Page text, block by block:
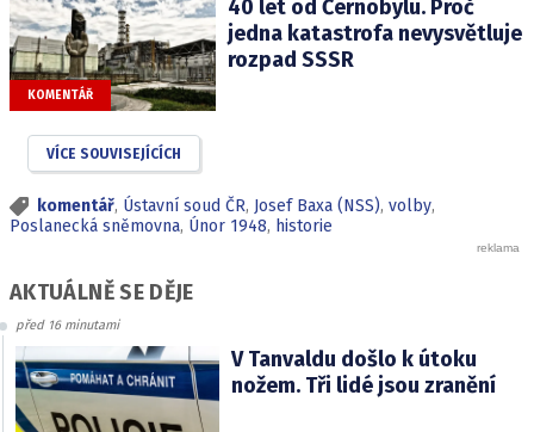
KOMENTÁŘ
40 let od Černobylu. Proč
jedna katastrofa nevysvětluje
rozpad SSSR
VÍCE SOUVISEJÍCÍCH
komentář, Ústavní soud ČR, Josef Baxa (NSS), volby,
Poslanecká sněmovna, Únor 1948, historie
AKTUÁLNĚ SE DĚJE
před 16 minutami
V Tanvaldu došlo k útoku
nožem. Tři lidé jsou zranění